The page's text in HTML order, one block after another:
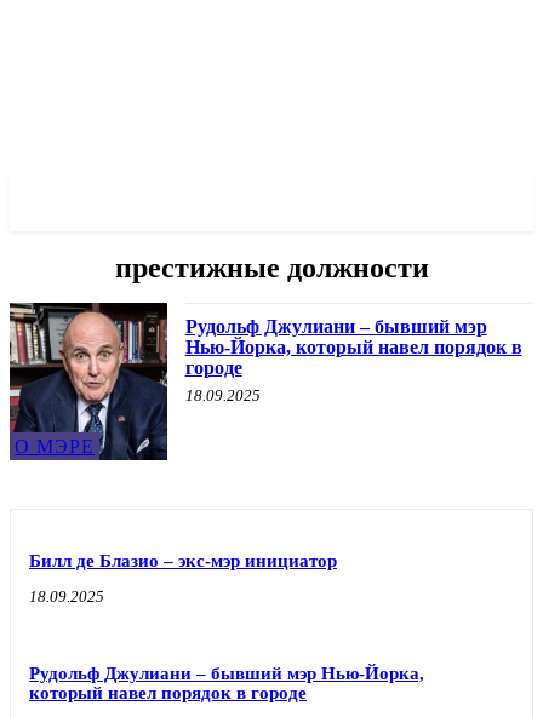
престижные должности
О МЭРЕ
Рудольф Джулиани – бывший мэр
Нью-Йорка, который навел порядок в
городе
18.09.2025
Билл де Блазио – экс-мэр инициатор
18.09.2025
Рудольф Джулиани – бывший мэр Нью-Йорка,
который навел порядок в городе